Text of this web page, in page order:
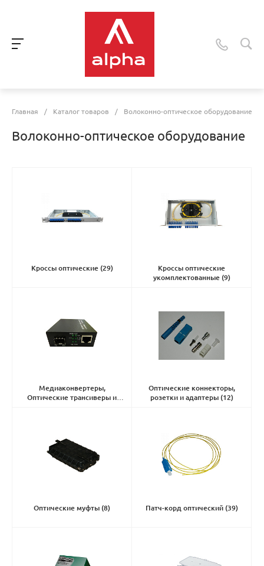
Главная / Каталог товаров / Волоконно-оптическое оборудование
Волоконно-оптическое оборудование
Кроссы оптические (29)
Кроссы оптические
укомплектованные (9)
Медиаконвертеры,
Оптические трансиверы и
Оптические коннекторы,
розетки и адаптеры (12)
Оптические муфты (8) Патч-корд оптический (39)